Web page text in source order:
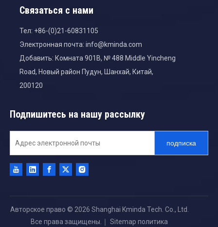
Связаться с нами
Тел: +86-(0)21-60831105
Электронная почта: info@kminda.com
Добавить: Комната 901B, № 488 Middle Yincheng
Road, Новый район Пудун, Шанхай, Китай,
200120
Подпишитесь на нашу рассылку
подписка
Авторское право © 2026 Shanghai Kminda Tech. Co., Ltd.
Все права защищены.｜ Sitemap политика